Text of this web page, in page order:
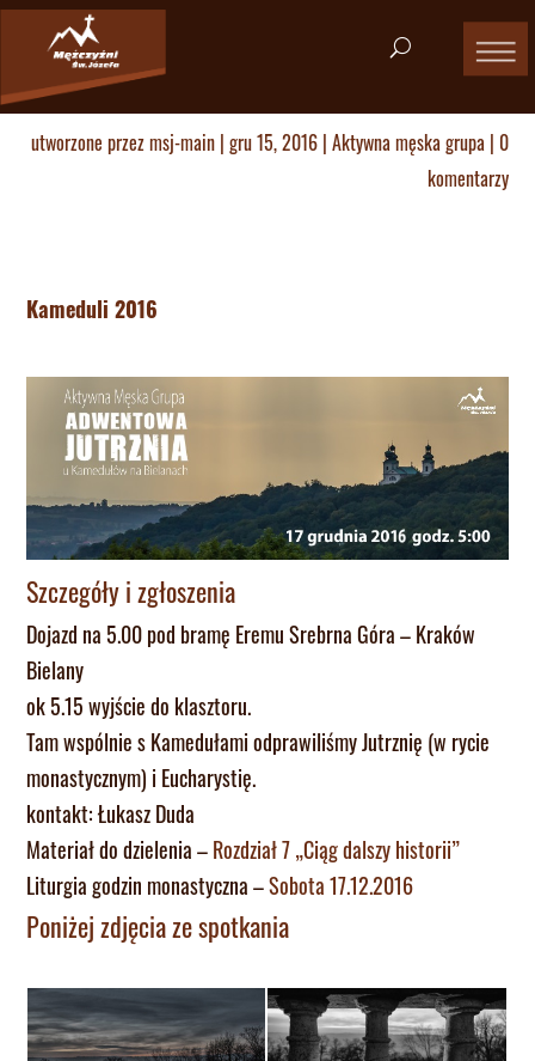
utworzone przezmsj-main| gru 15, 2016| Aktywna męska grupa| 0
komentarzy
Kameduli 2016
Szczegóły i zgłoszenia
Dojazd na 5.00 pod bramę Eremu Srebrna Góra – Kraków
Bielany
ok 5.15 wyjście do klasztoru.
Tam wspólnie s Kamedułami odprawiliśmy Jutrznię (w rycie
monastycznym) i Eucharystię.
kontakt: Łukasz Duda
Materiał do dzielenia –Rozdział 7 „Ciąg dalszy historii”
Liturgia godzin monastyczna –Sobota 17.12.2016
Poniżej zdjęcia ze spotkania